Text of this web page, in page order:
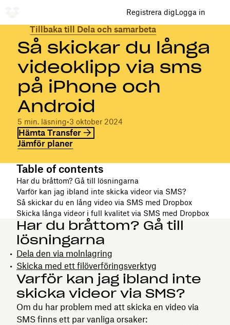
Registrera digLogga in
Tillbaka till Dela och samarbeta
Så skickar du långa
videoklipp via sms
på iPhone och
Android
5 min. läsning•3 oktober 2024
Hämta Transfer
Jämför planer
Table of contents
Har du bråttom? Gå till lösningarna
Varför kan jag ibland inte skicka videor via SMS?
Så skickar du en lång video via SMS med Dropbox
Skicka långa videor i full kvalitet via SMS med Dropbox
Har du bråttom? Gå till
lösningarna
Dela den via molnlagring
Skicka med ett filöverföringsverktyg
Varför kan jag ibland inte
skicka videor via SMS?
Om du har problem med att skicka en video via
SMS finns ett par vanliga orsaker: